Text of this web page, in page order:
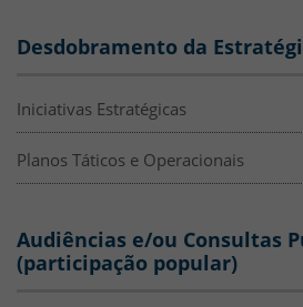
Desdobramento da
Iniciativas Estratégicas
Planos Táticos e Operacionais
Audiências e/ou Consultas
(participação popular)